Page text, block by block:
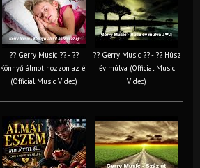
?? Gerry Music ?? - ??
Könnyű álmot hozzon az éj
(Official Music Video)
?? Gerry Music ?? - ?? Húsz
év múlva (Official Music
Video)